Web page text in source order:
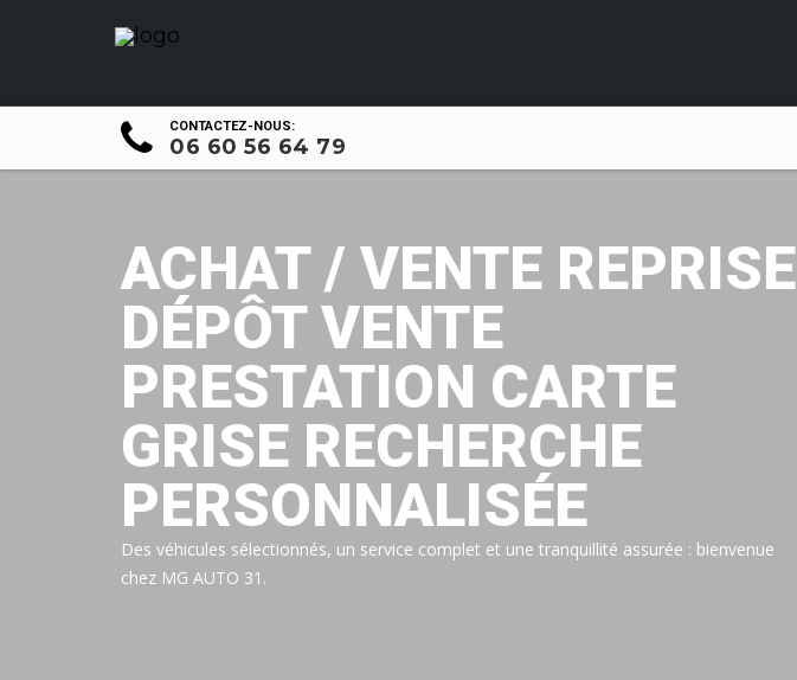
CONTACTEZ-NOUS:
06 60 56 64 79
ACHAT / VENTE REPRISE
DÉPÔT VENTE
PRESTATION CARTE
GRISE RECHERCHE
PERSONNALISÉE
Des véhicules sélectionnés, un service complet et une tranquillité assurée : bienvenue
chez MG AUTO 31.